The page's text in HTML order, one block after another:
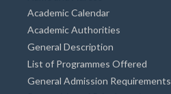
Academic Calendar
Academic Authorities
General Description
List of Programmes Offered
General Admission Requirements